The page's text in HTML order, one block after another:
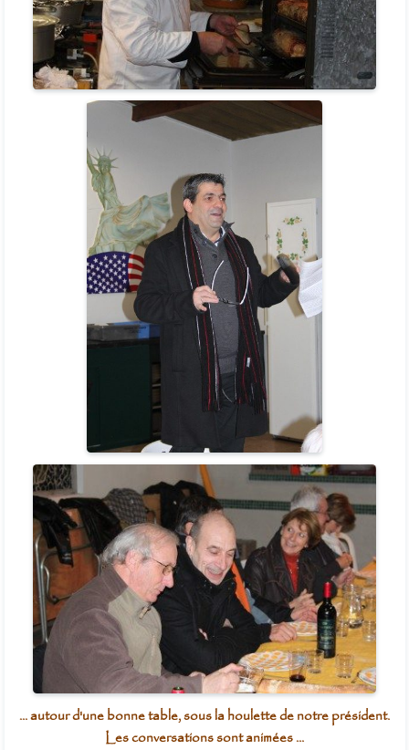
... autour d'une bonne table, sous la houlette de notre président.
Les conversations sont animées ...